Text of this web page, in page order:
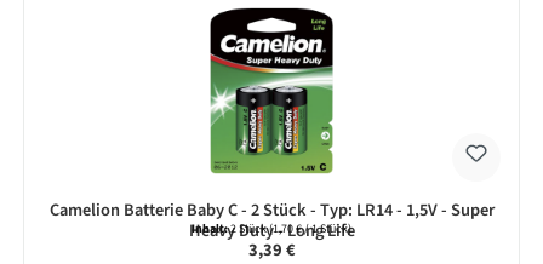
Camelion Batterie Baby C - 2 Stück - Typ: LR14 - 1,5V - Super
Heavy Duty - Long Life
Inhalt:2 Stück(1,70 € / 1 Stück)
Regulärer Preis:
3,39 €